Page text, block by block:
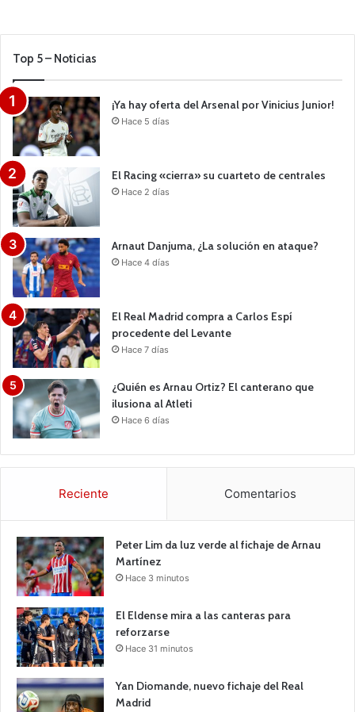
Top 5 – Noticias
¡Ya hay oferta del Arsenal por Vinicius Junior!
Hace 5 días
El Racing «cierra» su cuarteto de centrales
Hace 2 días
Arnaut Danjuma, ¿La solución en ataque?
Hace 4 días
El Real Madrid compra a Carlos Espí
procedente del Levante
Hace 7 días
¿Quién es Arnau Ortiz? El canterano que
ilusiona al Atleti
Hace 6 días
Reciente Comentarios
Peter Lim da luz verde al fichaje de Arnau
Martínez
Hace 3 minutos
El Eldense mira a las canteras para
reforzarse
Hace 31 minutos
Yan Diomande, nuevo fichaje del Real
Madrid